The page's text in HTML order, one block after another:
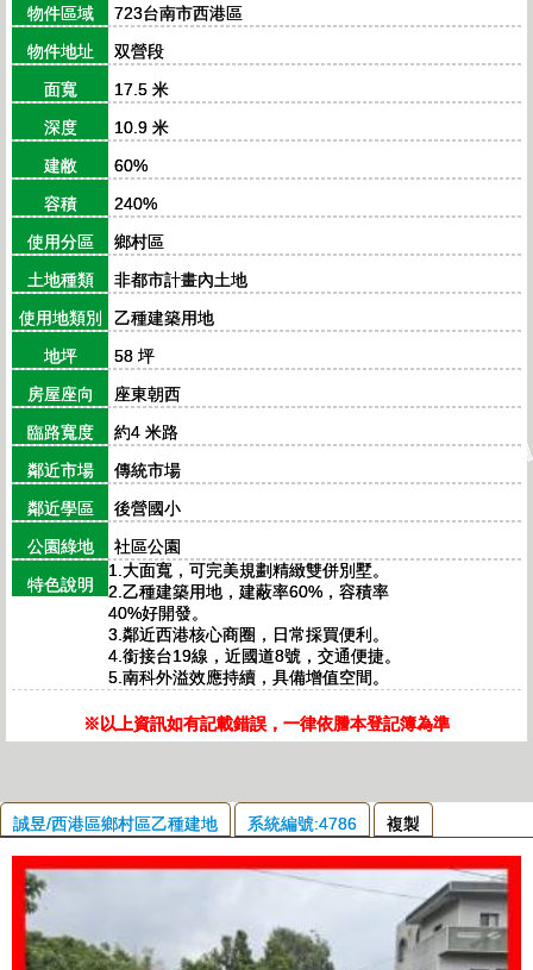
物件區域
723台南市西港區
物件地址
双營段
面寬
17.5 米
深度
10.9 米
建敝
60%
容積
240%
使用分區
鄉村區
土地種類
非都市計畫內土地
使用地類別
乙種建築用地
地坪
58 坪
房屋座向
座東朝西
臨路寬度
約4 米路
鄰近市場
傳統市場
鄰近學區
後營國小
公園綠地
社區公園
特色說明
1.大面寬，可完美規劃精緻雙併別墅。
2.乙種建築用地，建蔽率60%，容積率
40%好開發。
3.鄰近西港核心商圈，日常採買便利。
4.銜接台19線，近國道8號，交通便捷。
5.南科外溢效應持續，具備增值空間。
※以上資訊如有記載錯誤，一律依謄本登記簿為準
誠昱/西港區鄉村區乙種建地 系統編號:4786 複製